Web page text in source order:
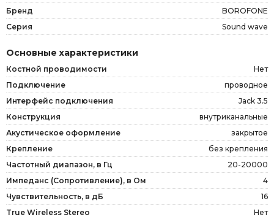
Бренд
BOROFONE
Серия
Sound wave
Основные характеристики
Костной проводимости
Нет
Подключение
проводное
Интерфейс подключения
Jack 3.5
Конструкция
внутриканальные
Акустическое оформление
закрытое
Крепление
без крепления
Частотный диапазон, в Гц
20-20000
Импеданс (Сопротивление), в Ом
4
Чувствительность, в дБ
16
True Wireless Stereo
Нет